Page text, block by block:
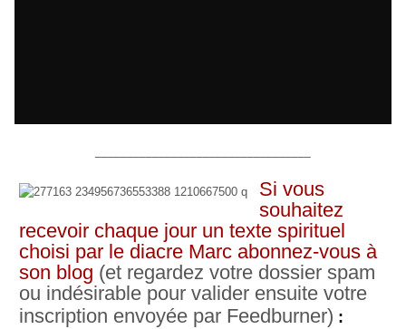
Si vous
souhaitez
recevoir chaque jour un texte spirituel
choisi par le diacre Marc abonnez-vous à
son blog (et regardez votre dossier spam
ou indésirable pour valider ensuite votre
inscription envoyée par Feedburner) :